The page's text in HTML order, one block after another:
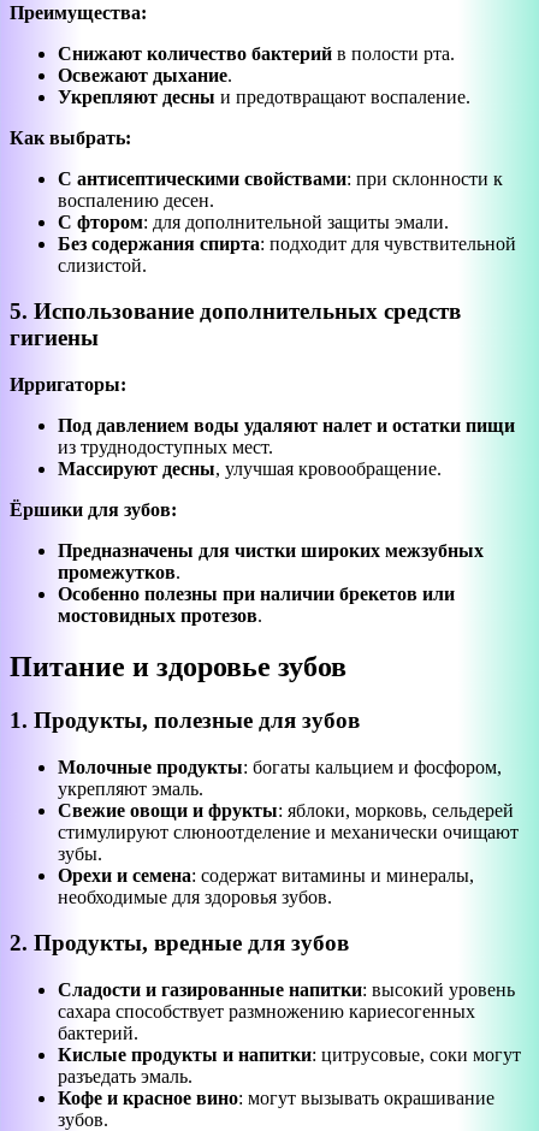
Преимущества:
Снижают количество бактерий в полости рта.
Освежают дыхание.
Укрепляют десны и предотвращают воспаление.
Как выбрать:
С антисептическими свойствами: при склонности к
воспалению десен.
С фтором: для дополнительной защиты эмали.
Без содержания спирта: подходит для чувствительной
слизистой.
5. Использование дополнительных средств
гигиены
Ирригаторы:
Под давлением воды удаляют налет и остатки пищи
из труднодоступных мест.
Массируют десны, улучшая кровообращение.
Ёршики для зубов:
Предназначены для чистки широких межзубных
промежутков.
Особенно полезны при наличии брекетов или
мостовидных протезов.
Питание и здоровье зубов
1. Продукты, полезные для зубов
Молочные продукты: богаты кальцием и фосфором,
укрепляют эмаль.
Свежие овощи и фрукты: яблоки, морковь, сельдерей
стимулируют слюноотделение и механически очищают
зубы.
Орехи и семена: содержат витамины и минералы,
необходимые для здоровья зубов.
2. Продукты, вредные для зубов
Сладости и газированные напитки: высокий уровень
сахара способствует размножению кариесогенных
бактерий.
Кислые продукты и напитки: цитрусовые, соки могут
разъедать эмаль.
Кофе и красное вино: могут вызывать окрашивание
зубов.